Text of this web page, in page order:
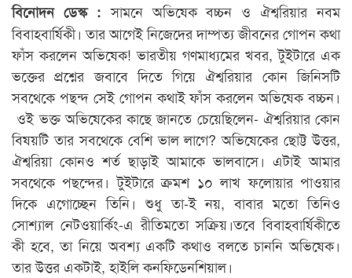
বিনোদন ডেস্ক : সামনে অভিষেক বচ্চন ও ঐশ্বরিয়ার নবম
বিবাহবার্ষিকী। তার আগেই নিজেদের দাম্পত্য জীবনের গোপন কথা
ফাঁস করলেন অভিষেক! ভারতীয় গণমাধ্যমের খবর, টুইটারে এক
ভক্তের প্রশ্নের জবাবে দিতে গিয়ে ঐশ্বরিয়ার কোন জিনিসটি
সবথেকে পছন্দ সেই গোপন কথাই ফাঁস করলেন অভিষেক বচ্চন।
ওই ভক্ত অভিষেকের কাছে জানতে চেয়েছিলেন- ঐশ্বরিয়ার কোন
বিষয়টি তার সবথেকে বেশি ভাল লাগে? অভিষেকের ছোট্ট উত্তর,
ঐশ্বরিয়া কোনও শর্ত ছাড়াই আমাকে ভালবাসে। এটাই আমার
সবথেকে পছন্দের। টুইটারে ক্রমশ ১০ লাখ ফলোয়ার পাওয়ার
দিকে এগোচ্ছেন তিনি। শুধু তা-ই নয়, বাবার মতো তিনিও
সোশ্যাল নেটওয়ার্কিং-এ রীতিমতো সক্রিয়।তবে বিবাহবার্ষিকীতে
কী হবে, তা নিয়ে অবশ্য একটি কথাও বলতে চাননি অভিষেক।
তার উত্তর একটাই, হাইলি কনফিডেনশিয়াল।